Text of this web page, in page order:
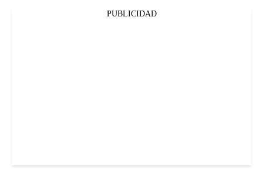
PUBLICIDAD